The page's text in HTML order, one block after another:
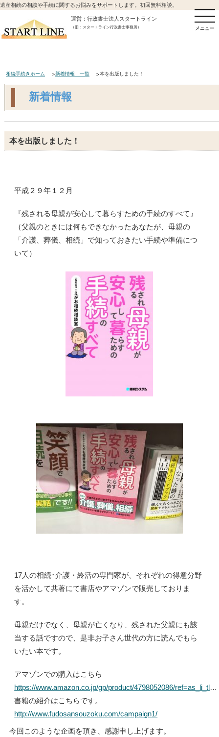
遺産相続の相談や手続に関するお悩みをサポートします。初回無料相談。
運営：行政書士法人スタートライン
（旧：スタートライン行政書士事務所） メニュー
相続手続きホーム 新着情報 一覧 本を出版しました！
新着情報
本を出版しました！
平成２９年１２月
『残される母親が安心して暮らすための手続のすべて』
（父親のときには何もできなかったあなたが、母親の
「介護、葬儀、相続」で知っておきたい手続や準備につ
いて）
17人の相続･介護・終活の専門家が、それぞれの得意分野
を活かして共著にて書店やアマゾンで販売しておりま
す。
母親だけでなく、母親が亡くなり、残された父親にも該
当する話ですので、是非お子さん世代の方に読んでもら
いたい本です。
アマゾンでの購入はこちら
https://www.amazon.co.jp/gp/product/4798052086/ref=as_li_tl…
書籍の紹介はこちらです。
http://www.fudosansouzoku.com/campaign1/
今回このような企画を頂き、感謝申し上げます。